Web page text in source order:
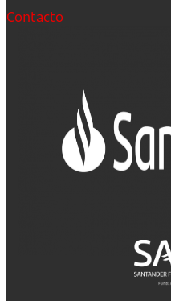
Contacto